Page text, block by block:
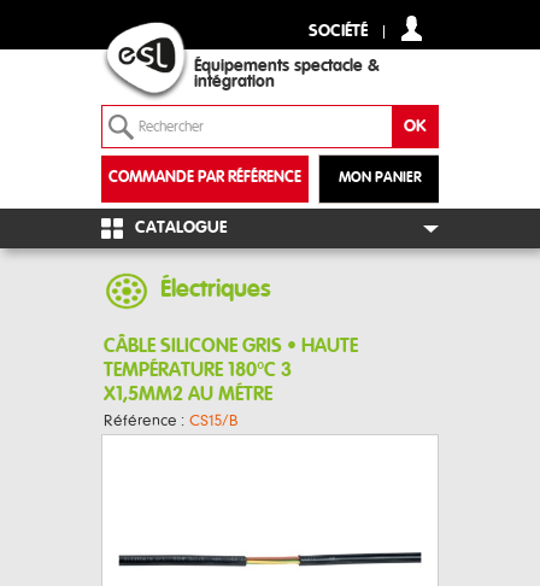
SOCIÉTÉ
Équipements spectacle &
intégration
MON PANIER
COMMANDE PAR RÉFÉRENCE
+
CATALOGUE
Électriques
CÂBLE SILICONE GRIS • HAUTE
TEMPÉRATURE 180°C 3
X1,5MM2 AU MÉTRE
Référence : CS15/B